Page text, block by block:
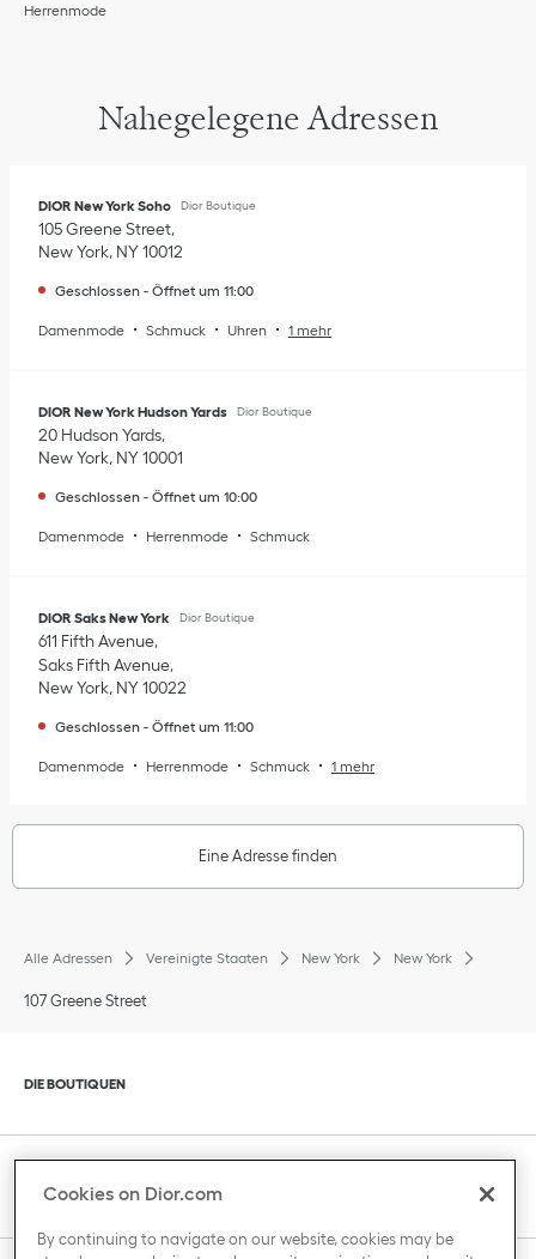
Herrenmode
Nahegelegene Adressen
DIOR New York Soho Dior Boutique
105 Greene Street
New York, NY10012
Geschlossen - Öffnet um 11:00
Damenmode Schmuck Uhren 1 mehr
DIOR New York Hudson Yards Dior Boutique
20 Hudson Yards
New York, NY10001
Geschlossen - Öffnet um 10:00
Damenmode Herrenmode Schmuck
DIOR Saks New York Dior Boutique
611 Fifth Avenue
Saks Fifth Avenue
New York, NY10022
Geschlossen - Öffnet um 11:00
Damenmode Herrenmode Schmuck 1 mehr
Eine Adresse finden
Alle Adressen Vereinigte Staaten New York New York
107 Greene Street
Klik om de inhoud uit of in te klappen
DIE BOUTIQUEN
Klik om de inhoud uit of in te klappen
KUNDENBETREUUNG
Cookies on Dior.com
By continuing to navigate on our website, cookies may be